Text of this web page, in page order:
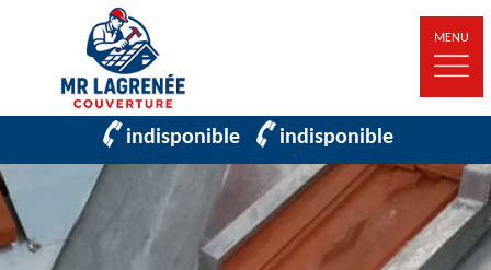
MENU
indisponible indisponible